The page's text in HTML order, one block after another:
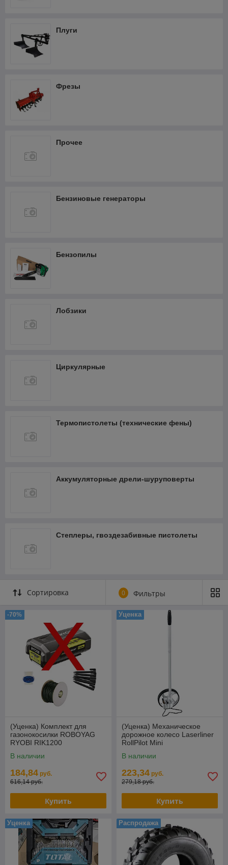
Плуги
Фрезы
Прочее
Бензиновые генераторы
Бензопилы
Лобзики
Циркулярные
Термопистолеты (технические фены)
Аккумуляторные дрели-шуруповерты
Степлеры, гвоздезабивные пистолеты
Сортировка 0 Фильтры
-70%
(Уценка) Комплект для
газонокосилки ROBOYAG
RYOBI RIK1200
В наличии
184,84 руб.
616,14 руб.
Купить
Уценка
(Уценка) Механическое
дорожное колесо Laserliner
RollPilot Mini
В наличии
223,34 руб.
279,18 руб.
Купить
Уценка Распродажа